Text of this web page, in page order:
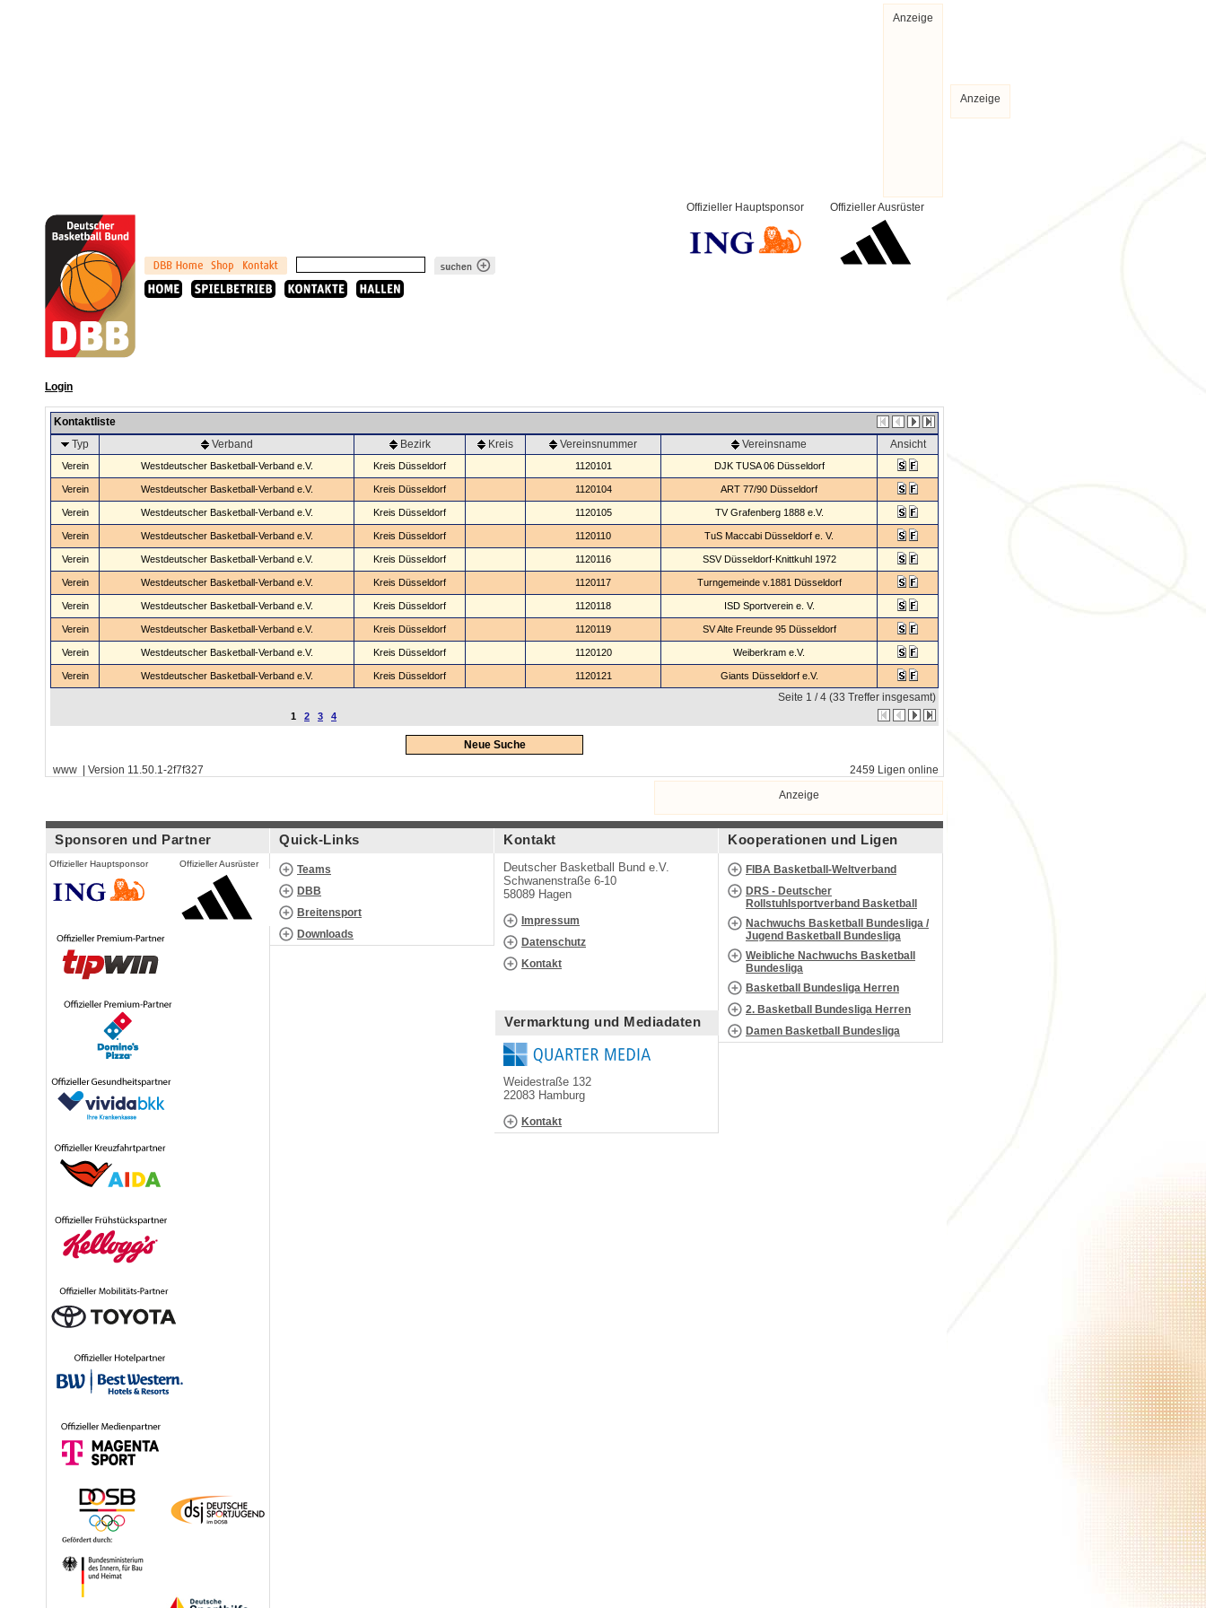
Anzeige
Offizieller Ausrüster
Offizieller Hauptsponsor
Login
Kontaktliste
Typ
Verband Bezirk Kreis Vereinsnummer Vereinsname Ansicht
Verein Westdeutscher Basketball-Verband e.V. Kreis Düsseldorf 1120101 DJK TUSA 06 Düsseldorf
Verein Westdeutscher Basketball-Verband e.V. Kreis Düsseldorf 1120104 ART 77/90 Düsseldorf
Verein Westdeutscher Basketball-Verband e.V. Kreis Düsseldorf 1120105 TV Grafenberg 1888 e.V.
Verein Westdeutscher Basketball-Verband e.V. Kreis Düsseldorf 1120110 TuS Maccabi Düsseldorf e. V.
Verein Westdeutscher Basketball-Verband e.V. Kreis Düsseldorf 1120116 SSV Düsseldorf-Knittkuhl 1972
Verein Westdeutscher Basketball-Verband e.V. Kreis Düsseldorf 1120117 Turngemeinde v.1881 Düsseldorf
Verein Westdeutscher Basketball-Verband e.V. Kreis Düsseldorf 1120118 ISD Sportverein e. V.
Verein Westdeutscher Basketball-Verband e.V. Kreis Düsseldorf 1120119 SV Alte Freunde 95 Düsseldorf
Verein Westdeutscher Basketball-Verband e.V. Kreis Düsseldorf 1120120 Weiberkram e.V.
Verein Westdeutscher Basketball-Verband e.V. Kreis Düsseldorf 1120121 Giants Düsseldorf e.V.
Seite 1 / 4 (33 Treffer insgesamt)
1 2 3 4
Neue Suche
www | Version 11.50.1-2f7f327
2459 Ligen online
Anzeige
Sponsoren und Partner
Offizieller Hauptsponsor Offizieller Ausrüster
Quick-Links
Teams
DBB
Breitensport
Downloads
Kontakt
Deutscher Basketball Bund e.V.
Schwanenstraße 6-10
58089 Hagen
Impressum
Datenschutz
Kontakt
Vermarktung und Mediadaten
Weidestraße 132
22083 Hamburg
Kontakt
Kooperationen und Ligen
FIBA Basketball-Weltverband
DRS - Deutscher
Rollstuhlsportverband Basketball
Nachwuchs Basketball Bundesliga /
Jugend Basketball Bundesliga
Weibliche Nachwuchs Basketball
Bundesliga
Basketball Bundesliga Herren
2. Basketball Bundesliga Herren
Damen Basketball Bundesliga
Anzeige